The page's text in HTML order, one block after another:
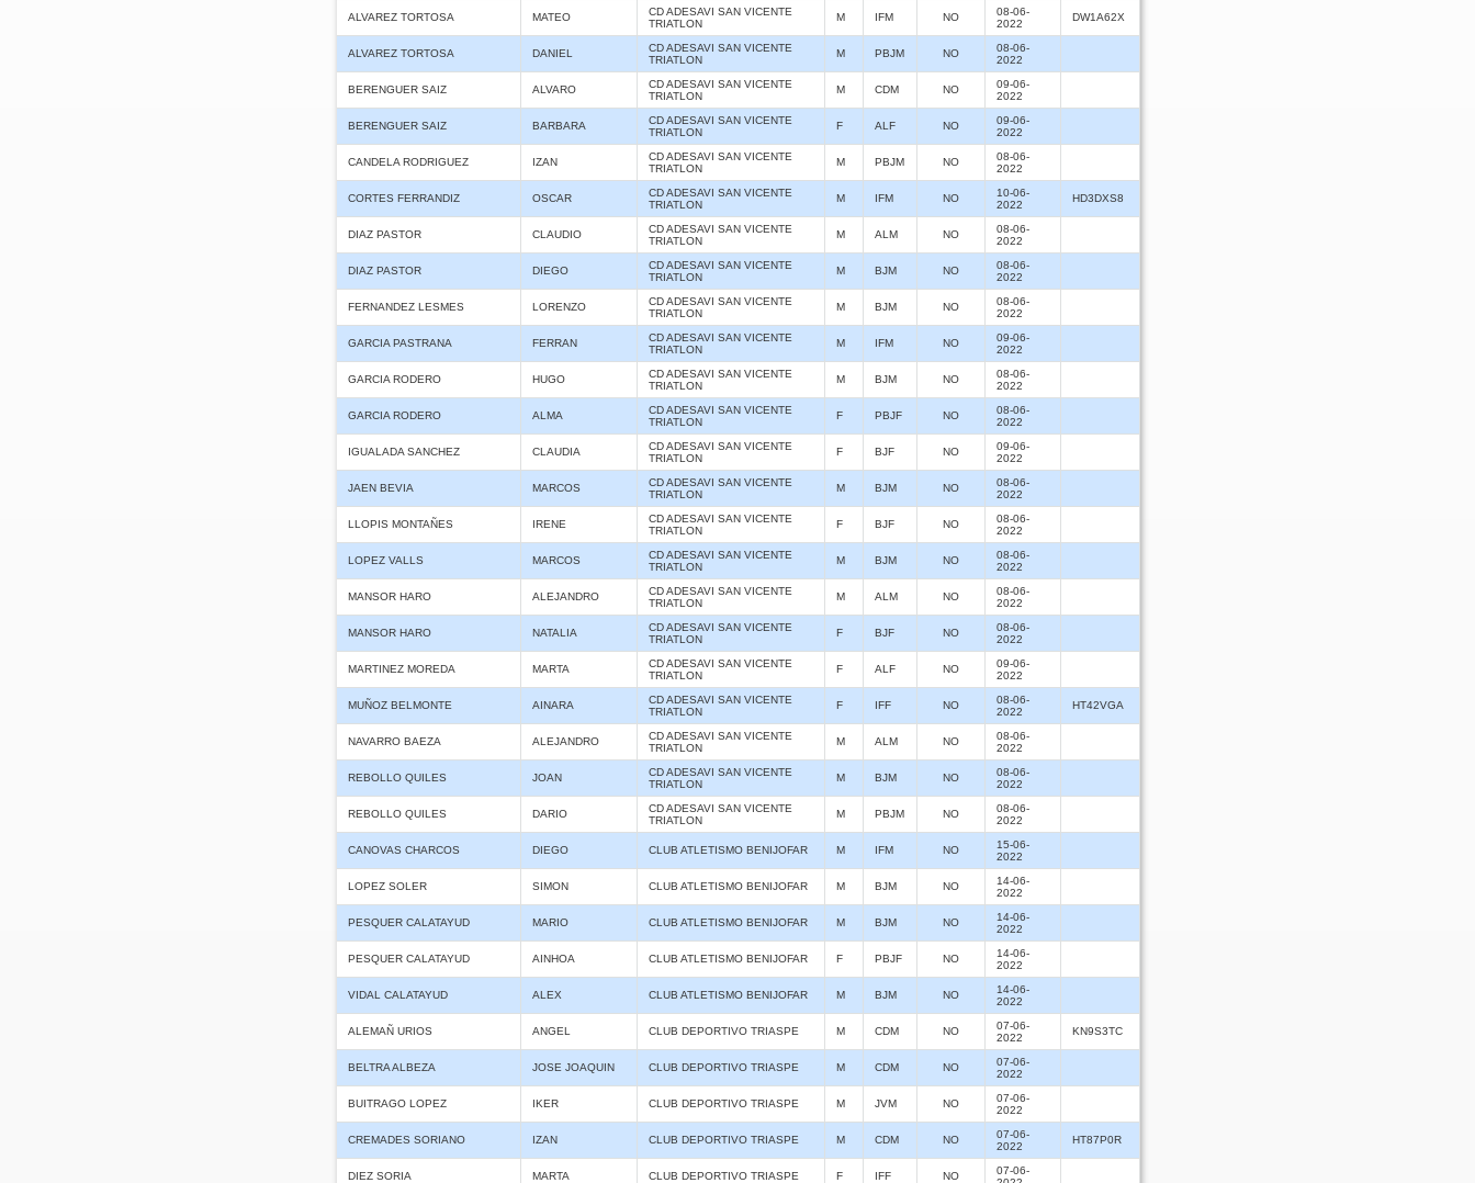
ALVAREZ TORTOSA MATEO
CD ADESAVI SAN VICENTE
TRIATLON
M IFM NO
08-06-
2022
DW1A62X
ALVAREZ TORTOSA DANIEL
CD ADESAVI SAN VICENTE
TRIATLON
M PBJM NO
08-06-
2022
BERENGUER SAIZ ALVARO
CD ADESAVI SAN VICENTE
TRIATLON
M CDM NO
09-06-
2022
BERENGUER SAIZ BARBARA
CD ADESAVI SAN VICENTE
TRIATLON
F ALF NO
09-06-
2022
CANDELA RODRIGUEZ IZAN
CD ADESAVI SAN VICENTE
TRIATLON
M PBJM NO
08-06-
2022
CORTES FERRANDIZ OSCAR
CD ADESAVI SAN VICENTE
TRIATLON
M IFM NO
10-06-
2022
HD3DXS8
DIAZ PASTOR CLAUDIO
CD ADESAVI SAN VICENTE
TRIATLON
M ALM NO
08-06-
2022
DIAZ PASTOR DIEGO
CD ADESAVI SAN VICENTE
TRIATLON
M BJM NO
08-06-
2022
FERNANDEZ LESMES LORENZO
CD ADESAVI SAN VICENTE
TRIATLON
M BJM NO
08-06-
2022
GARCIA PASTRANA FERRAN
CD ADESAVI SAN VICENTE
TRIATLON
M IFM NO
09-06-
2022
GARCIA RODERO HUGO
CD ADESAVI SAN VICENTE
TRIATLON
M BJM NO
08-06-
2022
GARCIA RODERO ALMA
CD ADESAVI SAN VICENTE
TRIATLON
F PBJF NO
08-06-
2022
IGUALADA SANCHEZ CLAUDIA
CD ADESAVI SAN VICENTE
TRIATLON
F BJF NO
09-06-
2022
JAEN BEVIA MARCOS
CD ADESAVI SAN VICENTE
TRIATLON
M BJM NO
08-06-
2022
LLOPIS MONTAÑES IRENE
CD ADESAVI SAN VICENTE
TRIATLON
F BJF NO
08-06-
2022
LOPEZ VALLS MARCOS
CD ADESAVI SAN VICENTE
TRIATLON
M BJM NO
08-06-
2022
MANSOR HARO ALEJANDRO
CD ADESAVI SAN VICENTE
TRIATLON
M ALM NO
08-06-
2022
MANSOR HARO NATALIA
CD ADESAVI SAN VICENTE
TRIATLON
F BJF NO
08-06-
2022
MARTINEZ MOREDA MARTA
CD ADESAVI SAN VICENTE
TRIATLON
F ALF NO
09-06-
2022
MUÑOZ BELMONTE AINARA
CD ADESAVI SAN VICENTE
TRIATLON
F IFF NO
08-06-
2022
HT42VGA
NAVARRO BAEZA ALEJANDRO
CD ADESAVI SAN VICENTE
TRIATLON
M ALM NO
08-06-
2022
REBOLLO QUILES JOAN
CD ADESAVI SAN VICENTE
TRIATLON
M BJM NO
08-06-
2022
REBOLLO QUILES DARIO
CD ADESAVI SAN VICENTE
TRIATLON
M PBJM NO
08-06-
2022
CANOVAS CHARCOS DIEGO CLUB ATLETISMO BENIJOFAR M IFM NO
15-06-
2022
LOPEZ SOLER SIMON CLUB ATLETISMO BENIJOFAR M BJM NO
14-06-
2022
PESQUER CALATAYUD MARIO CLUB ATLETISMO BENIJOFAR M BJM NO
14-06-
2022
PESQUER CALATAYUD AINHOA CLUB ATLETISMO BENIJOFAR F PBJF NO
14-06-
2022
VIDAL CALATAYUD ALEX CLUB ATLETISMO BENIJOFAR M BJM NO
14-06-
2022
ALEMAÑ URIOS ANGEL CLUB DEPORTIVO TRIASPE M CDM NO
07-06-
2022
KN9S3TC
BELTRA ALBEZA JOSE JOAQUIN CLUB DEPORTIVO TRIASPE M CDM NO
07-06-
2022
BUITRAGO LOPEZ IKER CLUB DEPORTIVO TRIASPE M JVM NO
07-06-
2022
CREMADES SORIANO IZAN CLUB DEPORTIVO TRIASPE M CDM NO
07-06-
2022
HT87P0R
DIEZ SORIA MARTA CLUB DEPORTIVO TRIASPE F IFF NO
07-06-